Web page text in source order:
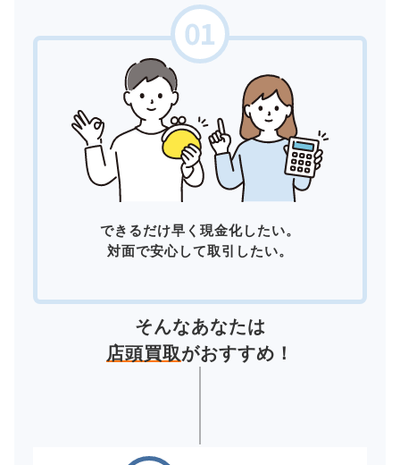
できるだけ早く現金化したい。
対面で安心して取引したい。
そんなあなたは
店頭買取がおすすめ！